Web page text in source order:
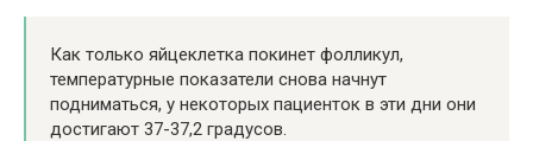
Как только яйцеклетка покинет фолликул,
температурные показатели снова начнут
подниматься, у некоторых пациенток в эти дни они
достигают 37-37,2 градусов.